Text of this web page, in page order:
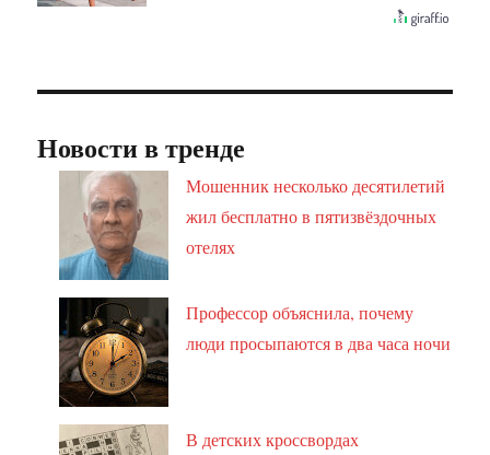
Новости в тренде
Мошенник несколько десятилетий
жил бесплатно в пятизвёздочных
отелях
Профессор объяснила, почему
люди просыпаются в два часа ночи
В детских кроссвордах